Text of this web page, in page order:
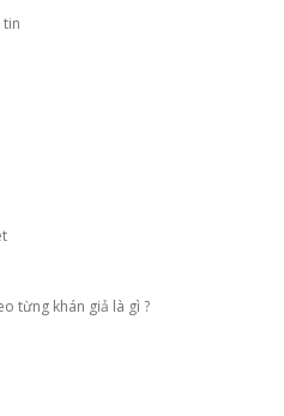
tin
từng khán giả là gì ?